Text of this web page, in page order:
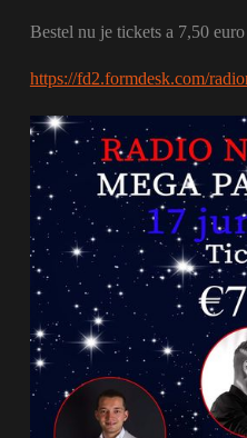
Bestel nu je tickets a 7,50
https://fd2.formdesk.com/